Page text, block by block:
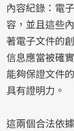
內容紀錄：電
容，並且這些
著電子文件的
信息應當被確
能夠保證文件
具有證明力。
這兩個合法依